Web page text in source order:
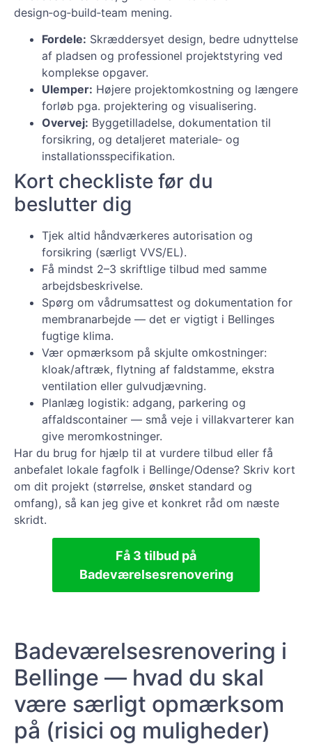
design‑og‑build‑team mening.
Fordele: Skræddersyet design, bedre udnyttelse
af pladsen og professionel projektstyring ved
komplekse opgaver.
Ulemper: Højere projektomkostning og længere
forløb pga. projektering og visualisering.
Overvej: Byggetilladelse, dokumentation til
forsikring, og detaljeret materiale‑ og
installationsspecifikation.
Kort checkliste før du
beslutter dig
Tjek altid håndværkeres autorisation og
forsikring (særligt VVS/EL).
Få mindst 2–3 skriftlige tilbud med samme
arbejdsbeskrivelse.
Spørg om vådrumsattest og dokumentation for
membranarbejde — det er vigtigt i Bellinges
fugtige klima.
Vær opmærksom på skjulte omkostninger:
kloak/aftræk, flytning af faldstamme, ekstra
ventilation eller gulvudjævning.
Planlæg logistik: adgang, parkering og
affaldscontainer — små veje i villakvarterer kan
give meromkostninger.
Har du brug for hjælp til at vurdere tilbud eller få
anbefalet lokale fagfolk i Bellinge/Odense? Skriv kort
om dit projekt (størrelse, ønsket standard og
omfang), så kan jeg give et konkret råd om næste
skridt.
Få 3 tilbud på
Badeværelsesrenovering
Badeværelsesrenovering i
Bellinge — hvad du skal
være særligt opmærksom
på (risici og muligheder)